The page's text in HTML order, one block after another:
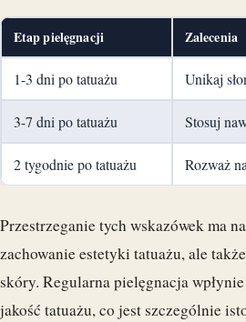
Etap pielęgnacji Zalecenia
1-3 dni po tatuażu Unikaj
3-7 dni po tatuażu Stosuj
2 tygodnie po tatuażu Rozważ
Przestrzeganie tych wskazówek ma
zachowanie estetyki tatuażu, ale
skóry. Regularna pielęgnacja
jakość tatuażu, co jest szczególnie